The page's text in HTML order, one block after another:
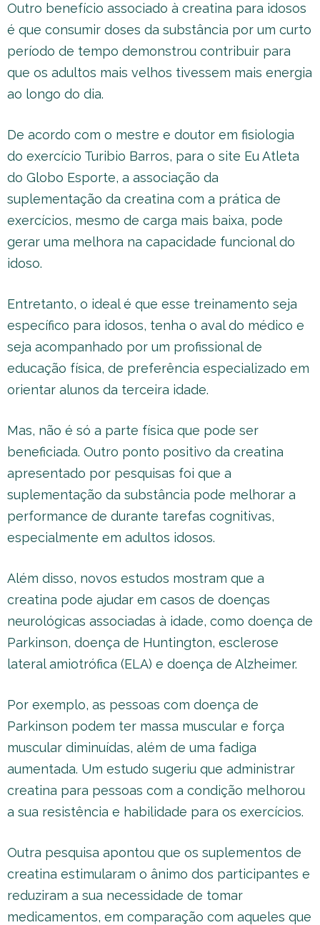
Outro benefício associado à creatina para idosos
é que consumir doses da substância por um curto
período de tempo demonstrou contribuir para
que os adultos mais velhos tivessem mais energia
ao longo do dia.
De acordo com o mestre e doutor em fisiologia
do exercício Turibio Barros, para o site Eu Atleta
do Globo Esporte, a associação da
suplementação da creatina com a prática de
exercícios, mesmo de carga mais baixa, pode
gerar uma melhora na capacidade funcional do
idoso.
Entretanto, o ideal é que esse treinamento seja
específico para idosos, tenha o aval do médico e
seja acompanhado por um profissional de
educação física, de preferência especializado em
orientar alunos da terceira idade.
Mas, não é só a parte física que pode ser
beneficiada. Outro ponto positivo da creatina
apresentado por pesquisas foi que a
suplementação da substância pode melhorar a
performance de durante tarefas cognitivas,
especialmente em adultos idosos.
Além disso, novos estudos mostram que a
creatina pode ajudar em casos de doenças
neurológicas associadas à idade, como doença de
Parkinson, doença de Huntington, esclerose
lateral amiotrófica (ELA) e doença de Alzheimer.
Por exemplo, as pessoas com doença de
Parkinson podem ter massa muscular e força
muscular diminuídas, além de uma fadiga
aumentada. Um estudo sugeriu que administrar
creatina para pessoas com a condição melhorou
a sua resistência e habilidade para os exercícios.
Outra pesquisa apontou que os suplementos de
creatina estimularam o ânimo dos participantes e
reduziram a sua necessidade de tomar
medicamentos, em comparação com aqueles que